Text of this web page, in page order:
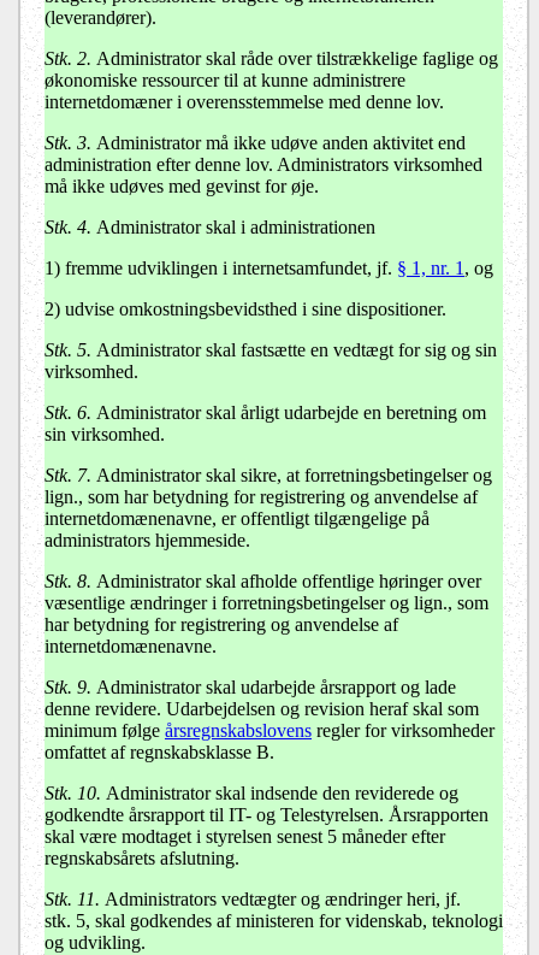
(leverandører).
Stk. 2. Administrator skal råde over tilstrækkelige faglige og
økonomiske ressourcer til at kunne administrere
internetdomæner i overensstemmelse med denne lov.
Stk. 3. Administrator må ikke udøve anden aktivitet end
administration efter denne lov. Administrators virksomhed
må ikke udøves med gevinst for øje.
Stk. 4. Administrator skal i administrationen
1) fremme udviklingen i internetsamfundet, jf. § 1, nr. 1 , og
2) udvise omkostningsbevidsthed i sine dispositioner.
Stk. 5. Administrator skal fastsætte en vedtægt for sig og sin
virksomhed.
Stk. 6. Administrator skal årligt udarbejde en beretning om
sin virksomhed.
Stk. 7. Administrator skal sikre, at forretningsbetingelser og
lign., som har betydning for registrering og anvendelse af
internetdomænenavne, er offentligt tilgængelige på
administrators hjemmeside.
Stk. 8. Administrator skal afholde offentlige høringer over
væsentlige ændringer i forretningsbetingelser og lign., som
har betydning for registrering og anvendelse af
internetdomænenavne.
Stk. 9. Administrator skal udarbejde årsrapport og lade
denne revidere. Udarbejdelsen og revision heraf skal som
minimum følge årsregnskabslovens regler for virksomheder
omfattet af regnskabsklasse B.
Stk. 10. Administrator skal indsende den reviderede og
godkendte årsrapport til IT- og Telestyrelsen. Årsrapporten
skal være modtaget i styrelsen senest 5 måneder efter
regnskabsårets afslutning.
Stk. 11. Administrators vedtægter og ændringer heri, jf.
stk. 5, skal godkendes af ministeren for videnskab, teknologi
og udvikling.